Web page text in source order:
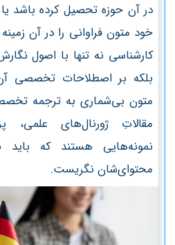
در آن حوزه تحصیل کرده باشد
خود متون فراوانی را در آن
کارشناسی نه تنها با اصول
بلکه بر اصطلاحات تخصصی
متون بی‌شماری به ترجمه
مقالاتِ ژورنال‌های
نمونه‌هایی هستند که
محتوای‌شان نگریست.